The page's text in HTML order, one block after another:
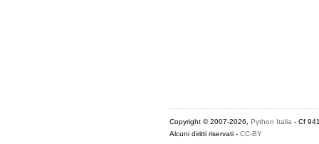
Copyright © 2007-2026, Python Italia - Cf
Alcuni diritti riservati - CC-BY